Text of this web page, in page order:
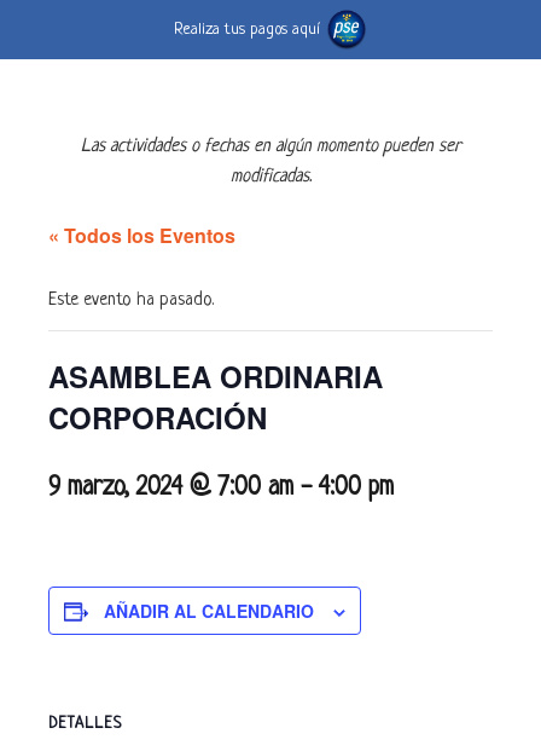
Realiza tus pagos aquí
Las actividades o fechas en algún momento pueden ser
modificadas.
« Todos los Eventos
Este evento ha pasado.
ASAMBLEA ORDINARIA
CORPORACIÓN
9 marzo, 2024 @ 7:00 am -4:00 pm
AÑADIR AL CALENDARIO
DETALLES